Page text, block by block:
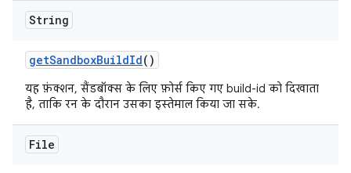
String
getSandboxBuildId()
यह फ़ंक्शन, सैंडबॉक्स के लिए फ़ोर्स किए गए build-id को दिखाता
है, ताकि रन के दौरान उसका इस्तेमाल किया जा सके.
File